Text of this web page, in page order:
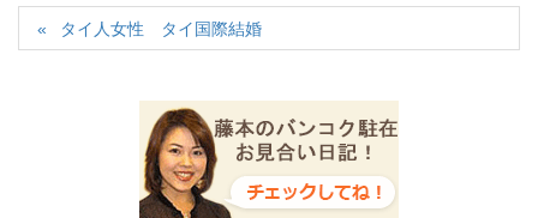
タイ人女性 タイ国際結婚